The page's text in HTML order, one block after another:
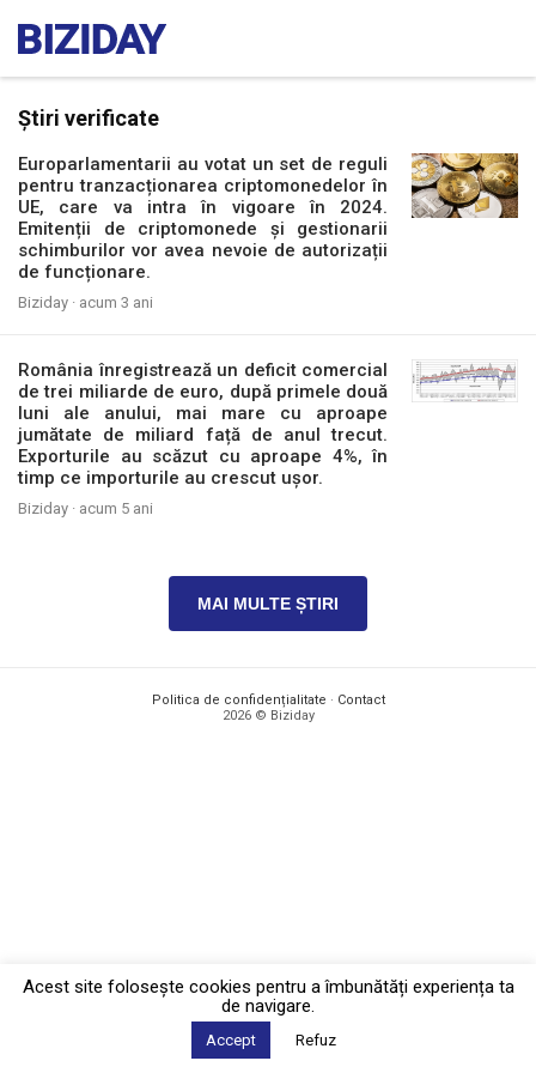
Știri verificate
Europarlamentarii au votat un set de reguli
pentru tranzacționarea criptomonedelor în
UE, care va intra în vigoare în 2024.
Emitenții de criptomonede și gestionarii
schimburilor vor avea nevoie de autorizații
de funcționare.
Biziday · acum 3 ani
România înregistrează un deficit comercial
de trei miliarde de euro, după primele două
luni ale anului, mai mare cu aproape
jumătate de miliard față de anul trecut.
Exporturile au scăzut cu aproape 4%, în
timp ce importurile au crescut ușor.
Biziday · acum 5 ani
MAI MULTE ȘTIRI
Politica de confidențialitate · Contact
2026 © Biziday
Acest site foloseşte cookies pentru a îmbunătăți experiența ta
de navigare.
Accept Refuz